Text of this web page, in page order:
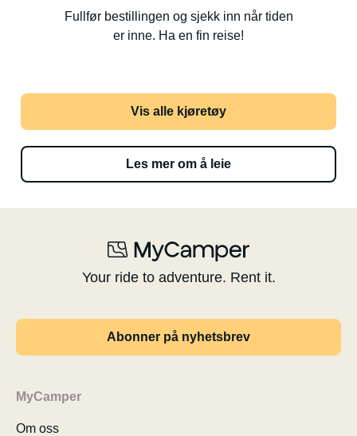
Fullfør bestillingen og sjekk inn når tiden
er inne. Ha en fin reise!
Vis alle kjøretøy
Les mer om å leie
Your ride to adventure. Rent it.
Abonner på nyhetsbrev
MyCamper
Om oss